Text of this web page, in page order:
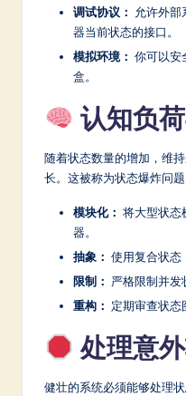
调试协议： 允许外部
器当前状态的接口。
模拟环境： 你可以安
盒。
认知负
随着状态数量的增加，维
长。这被称为状态爆炸问题
模块化： 将大型状态
器。
抽象： 使用复合状态
限制： 严格限制并发
重构： 定期审查状态
处理意
健壮的系统必须能够处理